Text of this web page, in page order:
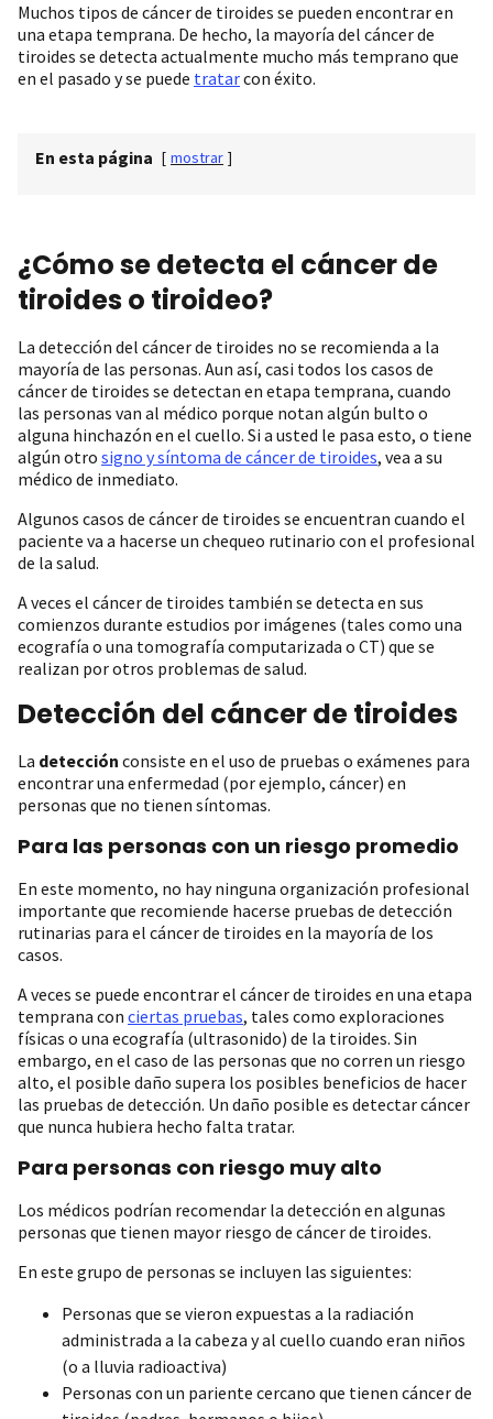
Muchos tipos de cáncer de tiroides se pueden encontrar en
una etapa temprana. De hecho, la mayoría del cáncer de
tiroides se detecta actualmente mucho más temprano que
en el pasado y se puede tratarcon éxito.
En esta página [ mostrar ]
¿Cómo se detecta el cáncer de
tiroides o tiroideo?
La detección del cáncer de tiroides no se recomienda a la
mayoría de las personas. Aun así, casi todos los casos de
cáncer de tiroides se detectan en etapa temprana, cuando
las personas van al médico porque notan algún bulto o
alguna hinchazón en el cuello. Si a usted le pasa esto, o tiene
algún otro signo y síntoma de cáncer de tiroides, vea a su
médico de inmediato.
Algunos casos de cáncer de tiroides se encuentran cuando el
paciente va a hacerse un chequeo rutinario con el profesional
de la salud.
A veces el cáncer de tiroides también se detecta en sus
comienzos durante estudios por imágenes (tales como una
ecografía o una tomografía computarizada o CT) que se
realizan por otros problemas de salud.
Detección del cáncer de tiroides
La detección consiste en el uso de pruebas o exámenes para
encontrar una enfermedad (por ejemplo, cáncer) en
personas que no tienen síntomas.
Para las personas con un riesgo promedio
En este momento, no hay ninguna organización profesional
importante que recomiende hacerse pruebas de detección
rutinarias para el cáncer de tiroides en la mayoría de los
casos.
A veces se puede encontrar el cáncer de tiroides en una etapa
temprana con ciertas pruebas, tales como exploraciones
físicas o una ecografía (ultrasonido) de la tiroides. Sin
embargo, en el caso de las personas que no corren un riesgo
alto, el posible daño supera los posibles beneficios de hacer
las pruebas de detección. Un daño posible es detectar cáncer
que nunca hubiera hecho falta tratar.
Para personas con riesgo muy alto
Los médicos podrían recomendar la detección en algunas
personas que tienen mayor riesgo de cáncer de tiroides.
En este grupo de personas se incluyen las siguientes:
Personas que se vieron expuestas a la radiación
administrada a la cabeza y al cuello cuando eran niños
(o a lluvia radioactiva)
Personas con un pariente cercano que tienen cáncer de